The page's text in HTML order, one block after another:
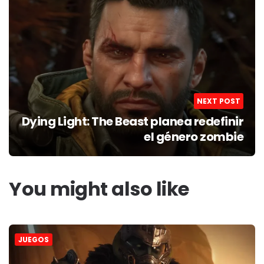
NEXT POST
Dying Light: The Beast planea redefinir
el género zombie
You might also like
JUEGOS